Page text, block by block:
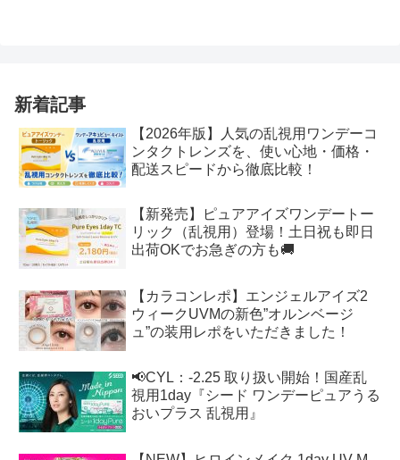
新着記事
【2026年版】人気の乱視用ワンデーコ
ンタクトレンズを、使い心地・価格・
配送スピードから徹底比較！
【新発売】ピュアアイズワンデートー
リック（乱視用）登場！土日祝も即日
出荷OKでお急ぎの方も🚚
【カラコンレポ】エンジェルアイズ2
ウィークUVMの新色”オルンベージ
ュ”の装用レポをいただきました！
📢CYL：-2.25 取り扱い開始！国産乱
視用1day『シード ワンデーピュアうる
おいプラス 乱視用』